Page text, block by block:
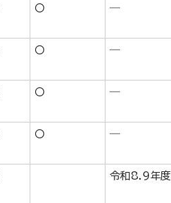
〇 ―
〇 ―
〇 ―
〇 ―
令和8.9年度